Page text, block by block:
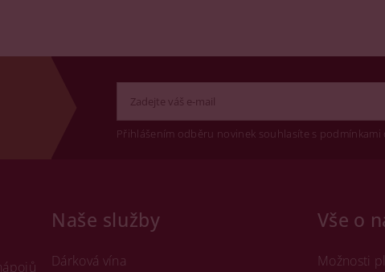
Přihlášením odběru novinek souhlasíte s
Naše služby
Dárková vína
Vše o
Možnosti